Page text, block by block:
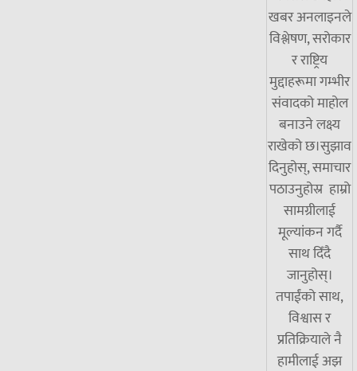
खबर अनलाइनले
विश्लेषण, सरोकार
र राष्ट्रिय
मुद्दाहरूमा गम्भीर
संवादको माहोल
बनाउने लक्ष्य
राखेको छ।सुझाव
दिनुहोस्, समाचार
पठाउनुहोस्र हाम्रो
सामग्रीलाई
मूल्यांकन गर्दै
साथ दिँदै
जानुहोस्।
तपाईंको साथ,
विश्वास र
प्रतिक्रियाले नै
हामीलाई अझ